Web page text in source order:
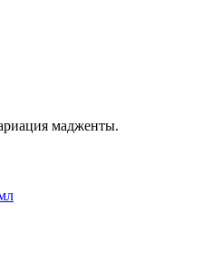
мадженты.